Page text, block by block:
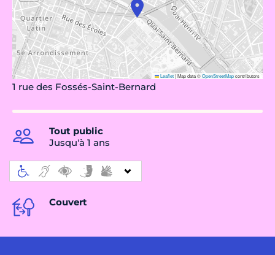
Leaflet|Map data ©OpenStreetMapcontributors
1 rue des Fossés-Saint-Bernard
Tout public
Jusqu'à 1 ans
Couvert